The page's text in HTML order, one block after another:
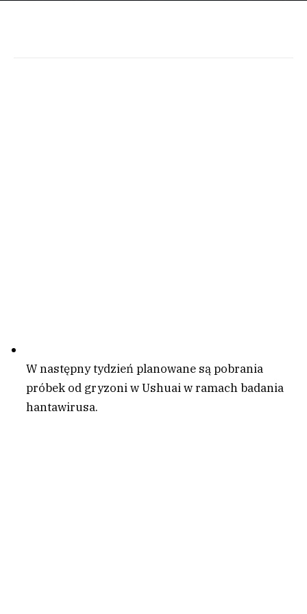
W następny tydzień planowane są pobrania
próbek od gryzoni w Ushuai w ramach badania
hantawirusa.